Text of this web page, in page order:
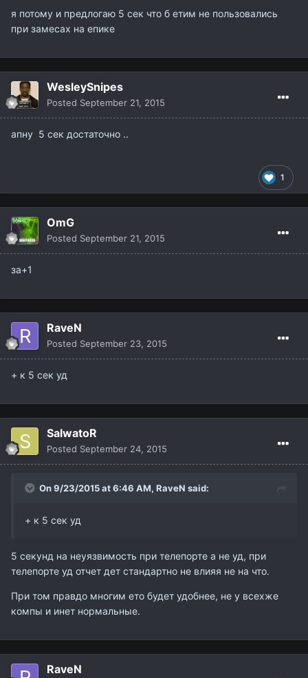
я потому и предлогаю 5 сек что б етим не пользовались
при замесах на епике
WesleySnipes
Posted September 21, 2015
апну 5 сек достаточно ..
1
OmG
Posted September 21, 2015
за+1
RaveN
Posted September 23, 2015
+ к 5 сек уд
SalwatoR
Posted September 24, 2015
On 9/23/2015 at 6:46 AM, RaveN said:
+ к 5 сек уд
5 секунд на неуязвимость при телепорте а не уд, при
телепорте уд отчет дет стандартно не влияя не на что.
При том правдо многим ето будет удобнее, не у всехже
компы и инет нормальные.
RaveN